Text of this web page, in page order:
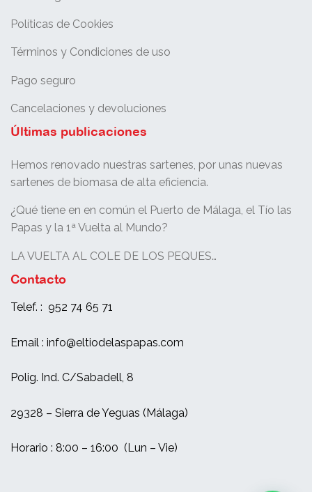
Políticas de Cookies
Términos y Condiciones de uso
Pago seguro
Cancelaciones y devoluciones
Últimas publicaciones
Hemos renovado nuestras sartenes, por unas nuevas
sartenes de biomasa de alta eficiencia.
¿Qué tiene en en común el Puerto de Málaga, el Tío las
Papas y la 1ª Vuelta al Mundo?
LA VUELTA AL COLE DE LOS PEQUES…
Contacto
Telef. : 952 74 65 71
Email : info@eltiodelaspapas.com
Polig. Ind. C/Sabadell, 8
29328 – Sierra de Yeguas (Málaga)
Horario : 8:00 – 16:00 (Lun – Vie)